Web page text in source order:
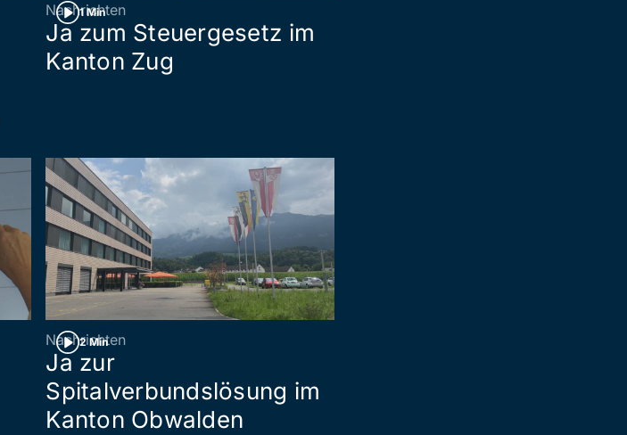
1 Min
Nachrichten
Ja zum Steuergesetz im
Kanton Zug
2 Min
Nachrichten
Ja zur
Spitalverbundslösung im
Kanton Obwalden